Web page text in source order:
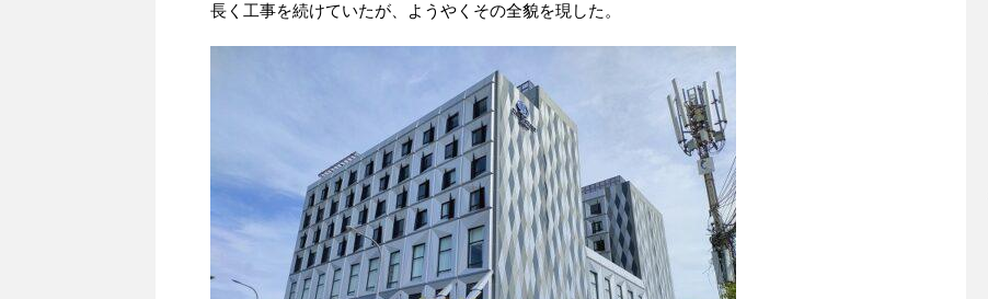
長く工事を続けていたが、ようやくその全貌を現した。